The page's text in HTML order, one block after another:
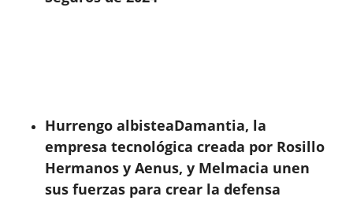
Hurrengo albisteaDamantia, la
empresa tecnológica creada por Rosillo
Hermanos y Aenus, y Melmacia unen
sus fuerzas para crear la defensa